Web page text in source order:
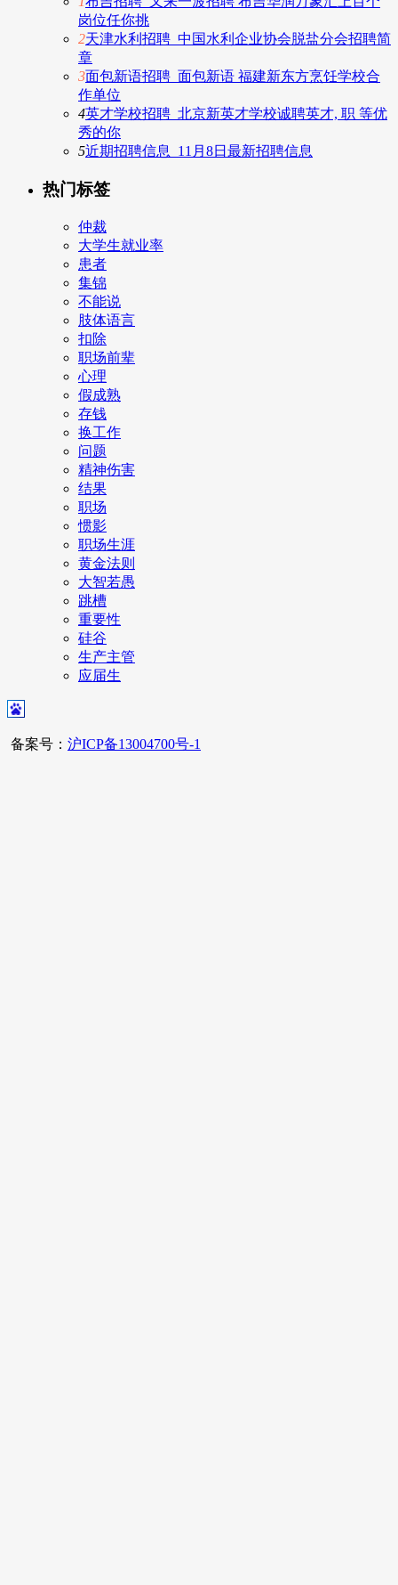
岗位任你挑
2天津水利招聘_中国水利企业协会脱盐分会招聘简
章
3面包新语招聘_面包新语 福建新东方烹饪学校合
作单位
4英才学校招聘_北京新英才学校诚聘英才, 职 等优
秀的你
5近期招聘信息_11月8日最新招聘信息
热门标签
仲裁
大学生就业率
患者
集锦
不能说
肢体语言
扣除
职场前辈
心理
假成熟
存钱
换工作
问题
精神伤害
结果
职场
惯影
职场生涯
黄金法则
大智若愚
跳槽
重要性
硅谷
生产主管
应届生
备案号： 沪ICP备13004700号-1